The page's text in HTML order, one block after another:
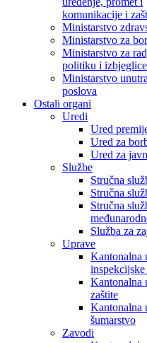
komunikacije i
Ministarstvo
Ministarstvo za
Ministarstvo za
politiku i izbjeglice
Ministarstvo
poslova
Ostali organi
Uredi
Ured
Ured za
Ured za
Službe
Stručna
Stručna
Stručna
Služba za
Uprave
Kantonalna
Kantonalna
zaštite
Kantonalna
šumarstvo
Zavodi